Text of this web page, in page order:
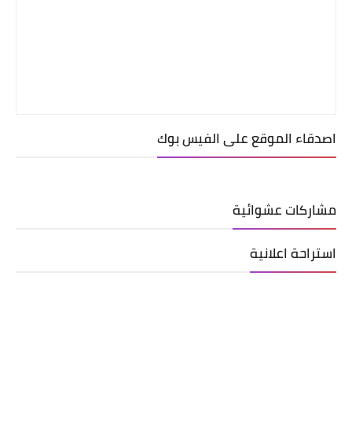
اصدقاء الموقع على الفيس بوك
مشاركات عشوائية
استراحة اعلانية